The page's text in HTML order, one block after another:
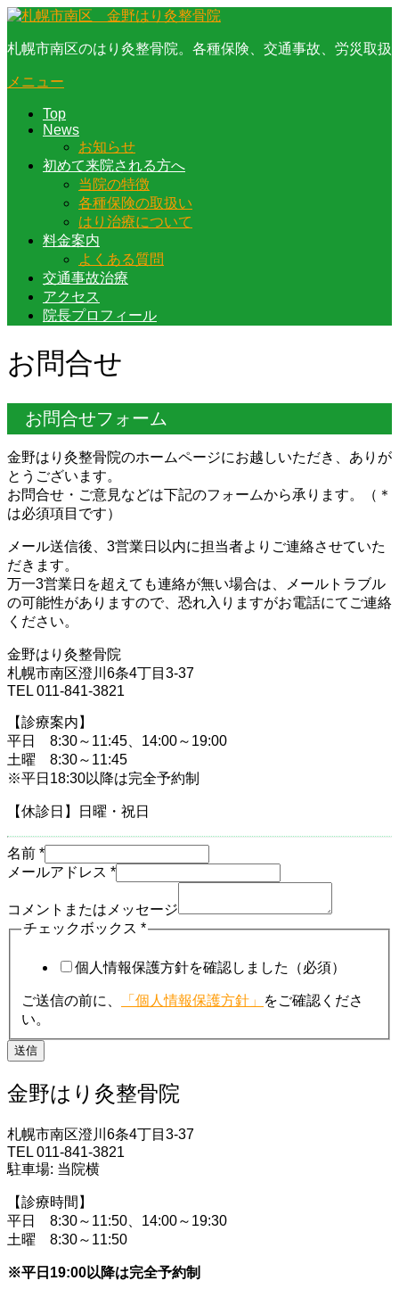
コ
テ
ツ
札幌市南区のはり灸整骨院。各種保険、交通事故、労災取扱
メニュー
Top
News
お知らせ
初めて来院される方へ
当院の特徴
各種保険の取扱い
はり治療について
料金案内
よくある質問
交通事故治療
アクセス
院長プロフィール
お問合せ
お問合せフォーム
金野はり灸整骨院のホームページにお越しいただき、ありが
とうございます。
お問合せ・ご意見などは下記のフォームから承ります。（＊
は必須項目です）
メール送信後、3営業日以内に担当者よりご連絡させていた
だきます。
万一3営業日を超えても連絡が無い場合は、メールトラブル
の可能性がありますので、恐れ入りますがお電話にてご連絡
ください。
金野はり灸整骨院
札幌市南区澄川6条4丁目3-37
TEL 011-841-3821
【診療案内】
平日 8:30～11:45、14:00～19:00
土曜 8:30～11:45
※平日18:30以降は完全予約制
【休診日】日曜・祝日
名前 *
メールアドレス *
コメントまたはメッセージ
チェックボックス *
個人情報保護方針を確認しました（必須）
ご送信の前に、 「個人情報保護方針」
をご確認くださ
い。
送信
金野はり灸整骨院
札幌市南区澄川6条4丁目3-37
TEL 011-841-3821
駐車場: 当院横
【診療時間】
平日 8:30～11:50、14:00～19:30
土曜 8:30～11:50
※平日19:00以降は完全予約制